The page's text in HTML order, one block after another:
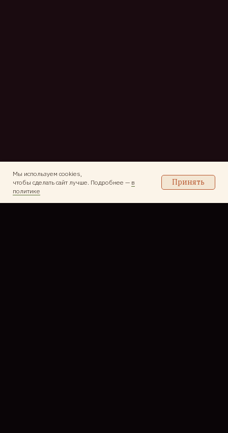
Мы используем cookies,
чтобы сделать сайт лучше. Подробнее — в
политике
Принять